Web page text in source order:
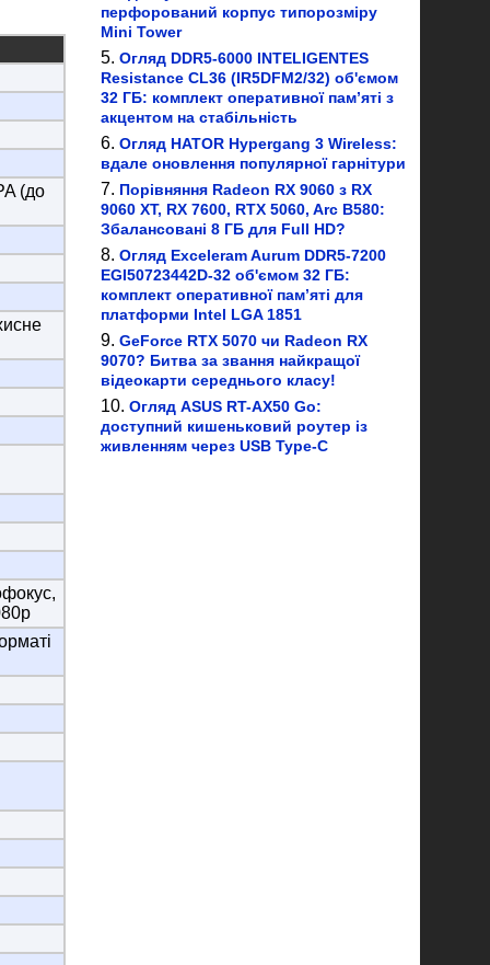
(до
перфорований корпус типорозміру
Mini Tower
Огляд DDR5-6000 INTELIGENTES
Resistance CL36 (IR5DFM2/32) об'ємом
32 ГБ: комплект оперативної пам’яті з
акцентом на стабільність
Огляд HATOR Hypergang 3 Wireless:
вдале оновлення популярної гарнітури
Порівняння Radeon RX 9060 з RX
9060 XT, RX 7600, RTX 5060, Arc B580:
Збалансовані 8 ГБ для Full HD?
Огляд Exceleram Aurum DDR5-7200
EGI50723442D-32 об'ємом 32 ГБ:
комплект оперативної пам’яті для
платформи Intel LGA 1851
GeForce RTX 5070 чи Radeon RX
9070? Битва за звання найкращої
відеокарти середнього класу!
Огляд ASUS RT-AX50 Go:
доступний кишеньковий роутер із
живленням через USB Type-C